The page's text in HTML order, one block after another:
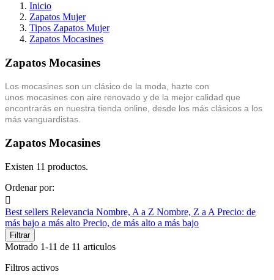
Inicio
Zapatos Mujer
Tipos Zapatos Mujer
Zapatos Mocasines
Zapatos Mocasines
Los mocasines son un clásico de la moda, hazte con
unos mocasines con aire renovado y de la mejor calidad que
encontrarás en nuestra tienda online, desde los más clásicos a los
más vanguardistas.
Zapatos Mocasines
Existen 11 productos.
Ordenar por:

Best sellers Relevancia Nombre, A a Z Nombre, Z a A Precio: de
más bajo a más alto Precio, de más alto a más bajo
Filtrar
Motrado 1-11 de 11 articulos
Filtros activos